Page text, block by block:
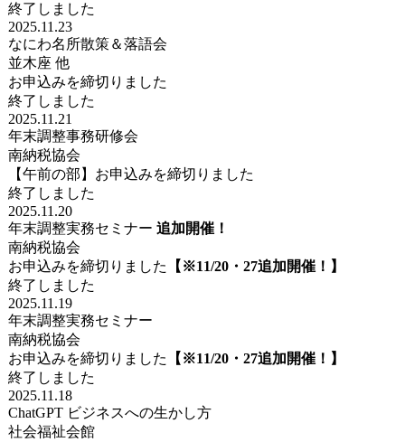
終了しました
2025.11.23
なにわ名所散策＆落語会
並木座 他
お申込みを締切りました
終了しました
2025.11.21
年末調整事務研修会
南納税協会
【午前の部】お申込みを締切りました
終了しました
2025.11.20
年末調整実務セミナー 追加開催！
南納税協会
お申込みを締切りました
【※11/20・27追加開催！】
終了しました
2025.11.19
年末調整実務セミナー
南納税協会
お申込みを締切りました
【※11/20・27追加開催！】
終了しました
2025.11.18
ChatGPT ビジネスへの生かし方
社会福祉会館